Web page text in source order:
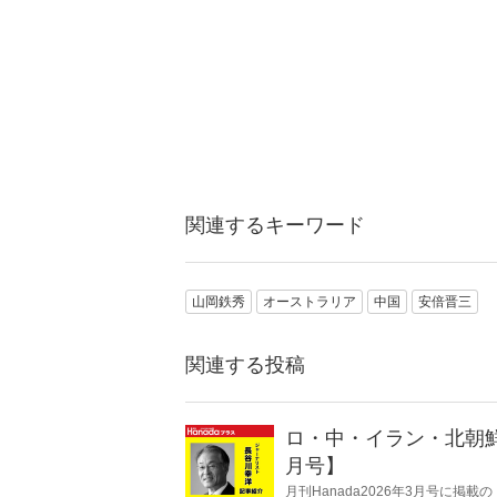
関連するキーワード
山岡鉄秀 オーストラリア 中国 安倍晋三
関連する投稿
ロ・中・イラン・北
月号】
月刊Hanada2026年3月号に掲載